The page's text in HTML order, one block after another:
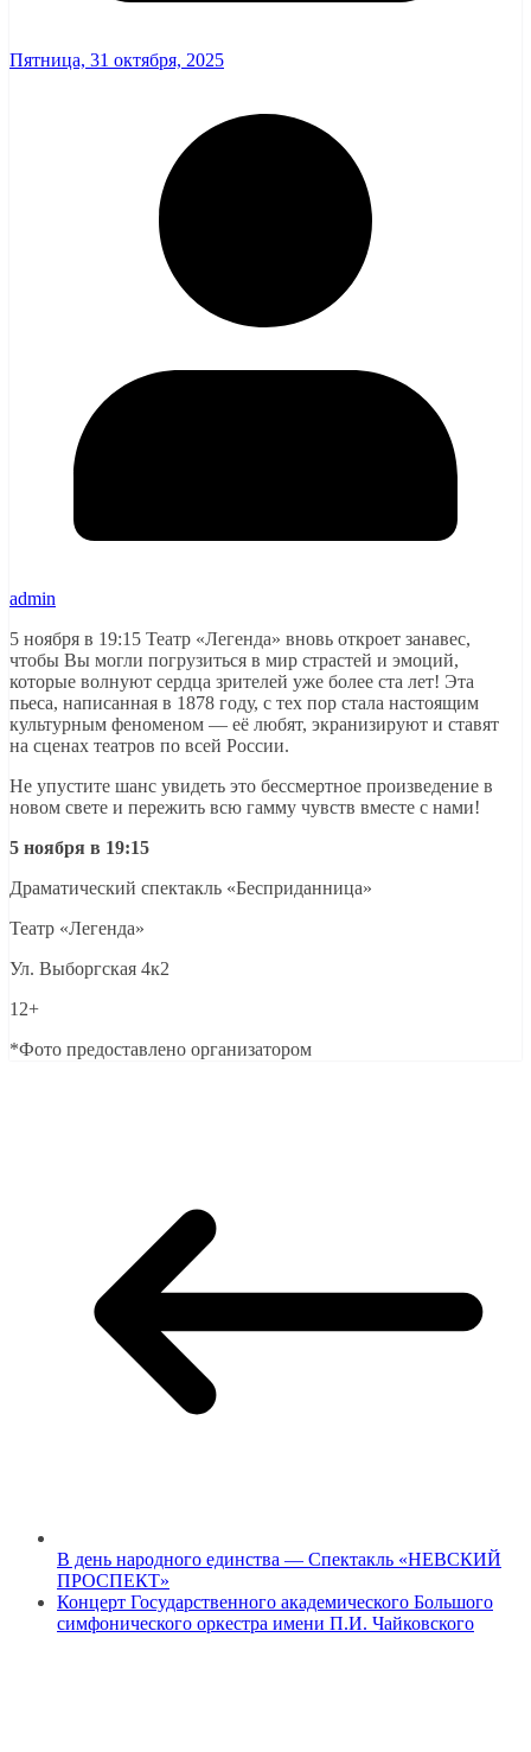
Пятница, 31 октября, 2025
admin
5 ноября в 19:15 Театр «Легенда» вновь откроет занавес,
чтобы Вы могли погрузиться в мир страстей и эмоций,
которые волнуют сердца зрителей уже более ста лет! Эта
пьеса, написанная в 1878 году, с тех пор стала настоящим
культурным феноменом — её любят, экранизируют и ставят
на сценах театров по всей России.
Не упустите шанс увидеть это бессмертное произведение в
новом свете и пережить всю гамму чувств вместе с нами!
5 ноября в 19:15
Драматический спектакль «Бесприданница»
Театр «Легенда»
Ул. Выборгская 4к2
12+
*Фото предоставлено организатором
В день народного единства — Спектакль «НЕВСКИЙ
ПРОСПЕКТ»
Концерт Государственного академического Большого
симфонического оркестра имени П.И. Чайковского